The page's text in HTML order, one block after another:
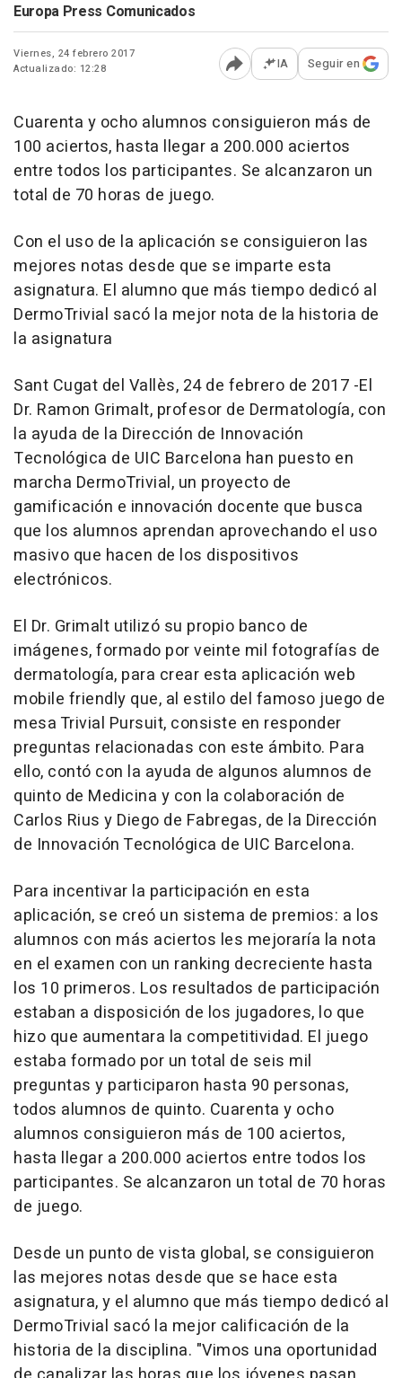
Europa Press Comunicados
Viernes, 24 febrero 2017
Actualizado: 12:28
Abrir opciones para
IA Seguir en
Cuarenta y ocho alumnos consiguieron más de
100 aciertos, hasta llegar a 200.000 aciertos
entre todos los participantes. Se alcanzaron un
total de 70 horas de juego.
Con el uso de la aplicación se consiguieron las
mejores notas desde que se imparte esta
asignatura. El alumno que más tiempo dedicó al
DermoTrivial sacó la mejor nota de la historia de
la asignatura
Sant Cugat del Vallès, 24 de febrero de 2017 -El
Dr. Ramon Grimalt, profesor de Dermatología, con
la ayuda de la Dirección de Innovación
Tecnológica de UIC Barcelona han puesto en
marcha DermoTrivial, un proyecto de
gamificación e innovación docente que busca
que los alumnos aprendan aprovechando el uso
masivo que hacen de los dispositivos
electrónicos.
El Dr. Grimalt utilizó su propio banco de
imágenes, formado por veinte mil fotografías de
dermatología, para crear esta aplicación web
mobile friendly que, al estilo del famoso juego de
mesa Trivial Pursuit, consiste en responder
preguntas relacionadas con este ámbito. Para
ello, contó con la ayuda de algunos alumnos de
quinto de Medicina y con la colaboración de
Carlos Rius y Diego de Fabregas, de la Dirección
de Innovación Tecnológica de UIC Barcelona.
Para incentivar la participación en esta
aplicación, se creó un sistema de premios: a los
alumnos con más aciertos les mejoraría la nota
en el examen con un ranking decreciente hasta
los 10 primeros. Los resultados de participación
estaban a disposición de los jugadores, lo que
hizo que aumentara la competitividad. El juego
estaba formado por un total de seis mil
preguntas y participaron hasta 90 personas,
todos alumnos de quinto. Cuarenta y ocho
alumnos consiguieron más de 100 aciertos,
hasta llegar a 200.000 aciertos entre todos los
participantes. Se alcanzaron un total de 70 horas
de juego.
Desde un punto de vista global, se consiguieron
las mejores notas desde que se hace esta
asignatura, y el alumno que más tiempo dedicó al
DermoTrivial sacó la mejor calificación de la
historia de la disciplina. "Vimos una oportunidad